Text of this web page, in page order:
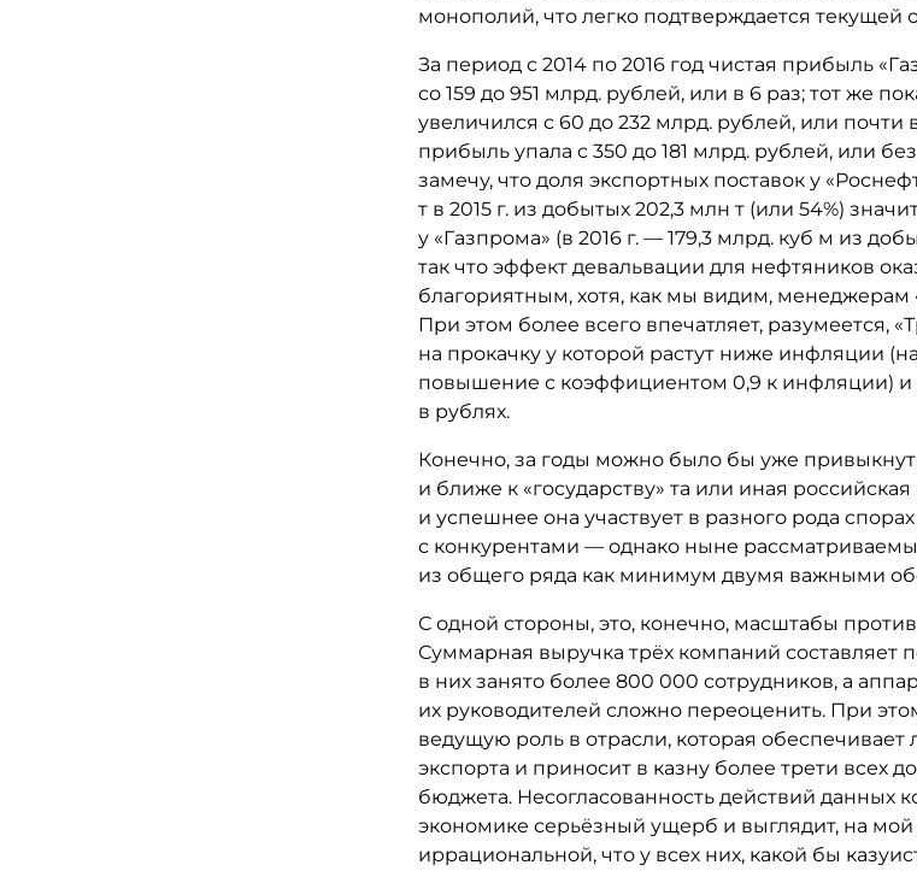
монополий, что легко подтверждается текущей
За период с 2014 по 2016 год чистая прибыль
со 159 до 951 млрд. рублей, или в 6 раз; тот же
увеличился с 60 до 232 млрд. рублей, или почти
прибыль упала с 350 до 181 млрд. рублей, или
замечу, что доля экспортных поставок у
т в 2015 г. из добытых 202,3 млн т (или 54%)
у «Газпрома» (в 2016 г. — 179,3 млрд. куб м из
так что эффект девальвации для нефтяников
благориятным, хотя, как мы видим, менеджерам
При этом более всего впечатляет, разумеется,
на прокачку у которой растут ниже инфляции
повышение с коэффициентом 0,9 к инфляции)
в рублях.
Конечно, за годы можно было бы уже
и ближе к «государству» та или иная
и успешнее она участвует в разного рода
с конкурентами — однако ныне
из общего ряда как минимум двумя важными
С одной стороны, это, конечно, масштабы
Суммарная выручка трёх компаний составляет
в них занято более 800 000 сотрудников, а
их руководителей сложно переоценить. При
ведущую роль в отрасли, которая
экспорта и приносит в казну более трети всех
бюджета. Несогласованность действий данных
экономике серьёзный ущерб и выглядит, на мой
иррациональной, что у всех них, какой бы